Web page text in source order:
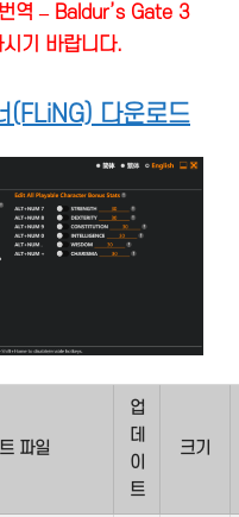
역 – Baldur’s Gate 3
기 바랍니다.
(FLiNG) 다운로드
파일
업
데
이
트
크기